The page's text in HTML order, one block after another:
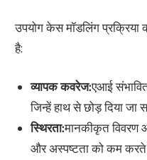
उपयोग केस मॉडलिंग प्रक्रिया
है:
व्यापक कवरेज:एआई
जिन्हें हाथ से छोड़ दिया जा
स्थिरता:मानकीकृत विवरण
और अस्पष्टता को कम